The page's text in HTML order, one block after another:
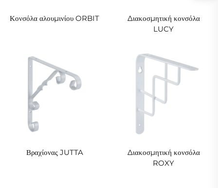
Κονσόλα αλουμινίου ORBIT
Διακοσμητική κονσόλα
LUCY
Βραχίονας JUTTA
Διακοσμητική κονσόλα
ROXY